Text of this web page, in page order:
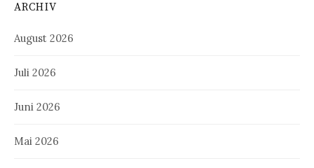
ARCHIV
August 2026
Juli 2026
Juni 2026
Mai 2026